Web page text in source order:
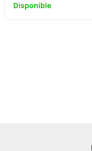
Disponible